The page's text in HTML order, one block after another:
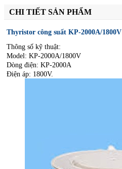
CHI TIẾT SẢN PHẨM
Thyristor công suất KP-2000A/1800V
Thông số kỹ thuật:
Model: KP-2000A/1800V
Dòng điện: KP-2000A
Điện áp: 1800V.